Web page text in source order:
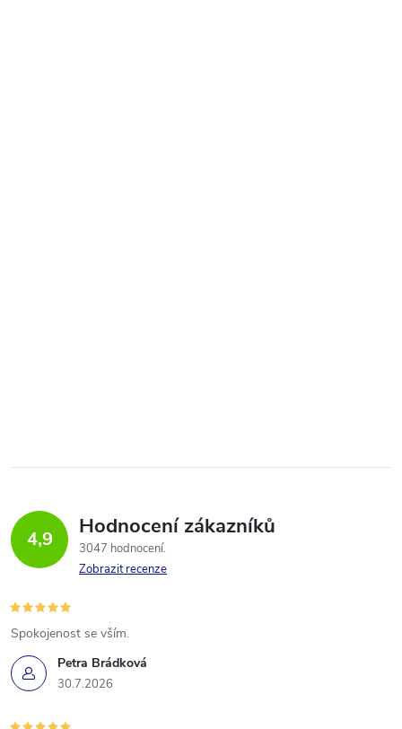
4,9 Hodnocení zákazníků
3047 hodnocení
Zobrazit recenze
Petra Brádková
30.7.2026
Spokojenost se vším.